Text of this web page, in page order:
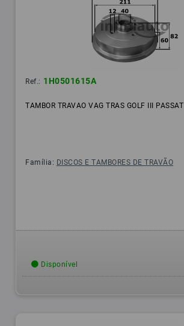
Ref.: 1H0501615A
TAMBOR TRAVAO VAG TRAS GOLF III PASSAT
Família: DISCOS E TAMBORES DE TRAVÃO
Disponível